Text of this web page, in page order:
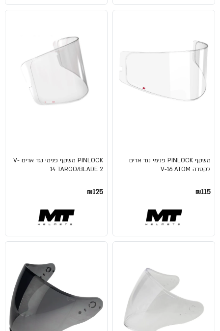
משקף PINLOCK פנימי נגד אדים
לקסדה V-16 ATOM
₪115
PINLOCK משקף פנימי נגד אדים V-
14 TARGO/BLADE 2
₪125